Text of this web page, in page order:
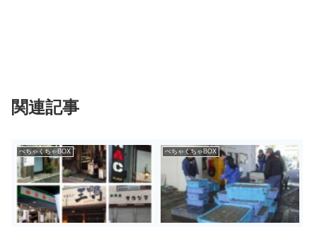
関連記事
ぺちゃくちゃBOX ぺちゃくちゃBOX